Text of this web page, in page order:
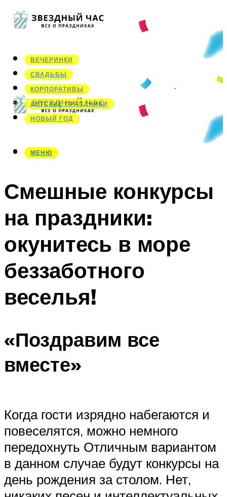
ВЕЧЕРИНКИ
СВАДЬБЫ
КОРПОРАТИВЫ
ДЕТСКИЕ ПРАЗДНИКИ
НОВЫЙ ГОД
МЕНЮ
МЕНЮ
Смешные конкурсы
на праздники:
окунитесь в море
беззаботного
веселья!
«Поздравим все
вместе»
Когда гости изрядно набегаются и
повеселятся, можно немного
передохнуть Отличным вариантом
в данном случае будут конкурсы на
день рождения за столом. Нет,